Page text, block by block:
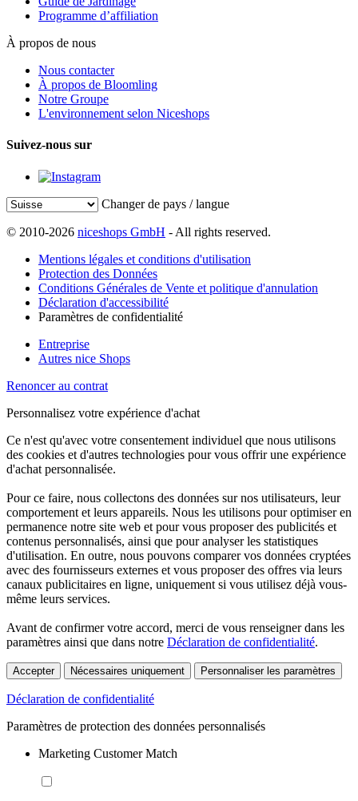
Programme d’affiliation
À propos de nous
Nous contacter
À propos de Bloomling
Notre Groupe
L'environnement selon Niceshops
Suivez-nous sur
Changer de pays / langue
© 2010-2026 niceshops GmbH - All rights reserved.
Mentions légales et conditions d'utilisation
Protection des Données
Conditions Générales de Vente et politique d'annulation
Déclaration d'accessibilité
Paramètres de confidentialité
Entreprise
Autres nice Shops
Renoncer au contrat
Personnalisez votre expérience d'achat
Ce n'est qu'avec votre consentement individuel que nous utilisons
des cookies et d'autres technologies pour vous offrir une expérience
d'achat personnalisée.
Pour ce faire, nous collectons des données sur nos utilisateurs, leur
comportement et leurs appareils. Nous les utilisons pour optimiser en
permanence notre site web et pour vous proposer des publicités et
contenus personnalisés, ainsi que pour analyser les statistiques
d'utilisation. En outre, nous pouvons comparer vos données cryptées
avec des fournisseurs externes et vous proposer des offres via leurs
canaux publicitaires en ligne, uniquement si vous utilisez déjà vous-
même leurs services.
Avant de confirmer votre accord, merci de vous renseigner dans les
paramètres ainsi que dans notre Déclaration de confidentialité.
Accepter Nécessaires uniquement Personnaliser les paramètres
Déclaration de confidentialité
Paramètres de protection des données personnalisés
Marketing Customer Match